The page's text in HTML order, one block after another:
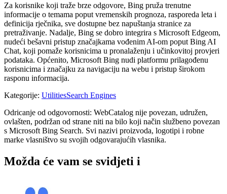
Za korisnike koji traže brze odgovore, Bing pruža trenutne
informacije o temama poput vremenskih prognoza, rasporeda leta i
definicija rječnika, sve dostupne bez napuštanja stranice za
pretraživanje. Nadalje, Bing se dobro integrira s Microsoft Edgeom,
nudeći bešavni pristup značajkama vođenim AI-om poput Bing AI
Chat, koji pomaže korisnicima u pronalaženju i učinkovitoj provjeri
podataka. Općenito, Microsoft Bing nudi platformu prilagođenu
korisnicima i značajku za navigaciju na webu i pristup širokom
rasponu informacija.
Kategorije: UtilitiesSearch Engines
Odricanje od odgovornosti: WebCatalog nije povezan, udružen,
ovlašten, podržan od strane niti na bilo koji način službeno povezan
s Microsoft Bing Search. Svi nazivi proizvoda, logotipi i robne
marke vlasništvo su svojih odgovarajućih vlasnika.
Možda će vam se svidjeti i